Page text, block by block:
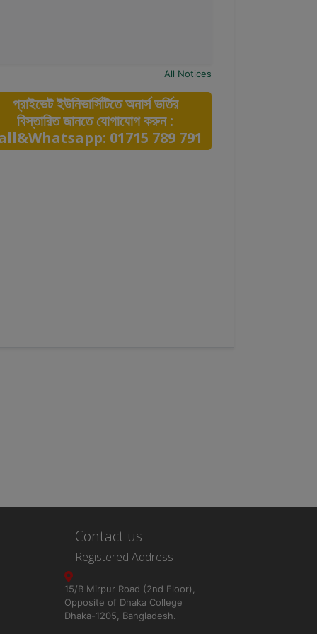
All Notices
প্রাইভেট ইউনিভার্সিটিতে অনার্স ভর্তির
বিস্তারিত জানতে যোগাযোগ করুন :
01715 789 791
Contact us
Registered Address
15/B Mirpur Road (2nd Floor),
Opposite of Dhaka College
Dhaka-1205, Bangladesh.